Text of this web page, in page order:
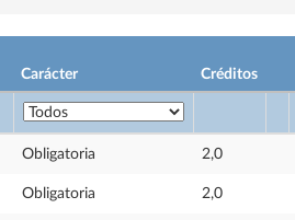
Carácter Créditos
Obligatoria 2,0
Obligatoria 2,0